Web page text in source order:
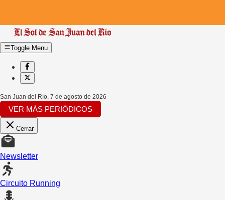
Toggle Menu
San Juan del Río, 7 de agosto de 2026
VER MÁS PERIÓDICOS
Cerrar
Newsletter
Circuito Running